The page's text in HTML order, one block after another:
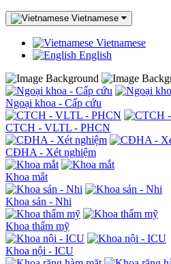
Vietnamese
Vietnamese
English
Ngoại khoa - Cấp cứu
CTCH - VLTL - PHCN
CĐHA - Xét nghiệm
Khoa mắt
Khoa sản - Nhi
Khoa thẩm mỹ
Khoa nội - ICU